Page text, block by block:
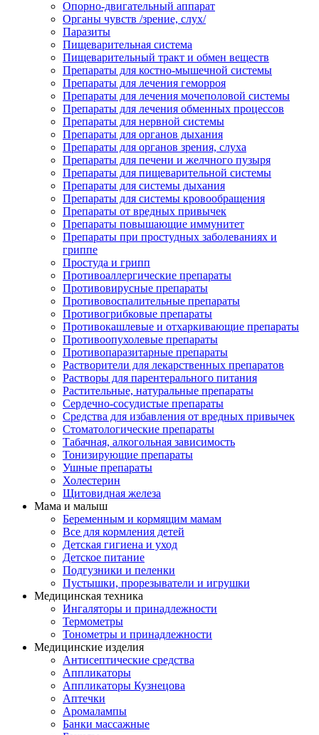
Опорно-двигательный аппарат
Органы чувств /зрение, слух/
Паразиты
Пищеварительная система
Пищеварительный тракт и обмен веществ
Препараты для костно-мышечной системы
Препараты для лечения геморроя
Препараты для лечения мочеполовой системы
Препараты для лечения обменных процессов
Препараты для нервной системы
Препараты для органов дыхания
Препараты для органов зрения, слуха
Препараты для печени и желчного пузыря
Препараты для пищеварительной системы
Препараты для системы дыхания
Препараты для системы кровообращения
Препараты от вредных привычек
Препараты повышающие иммунитет
Препараты при простудных заболеваниях и
гриппе
Простуда и грипп
Противоаллергические препараты
Противовирусные препараты
Противовоспалительные препараты
Противогрибковые препараты
Противокашлевые и отхаркивающие препараты
Противоопухолевые препараты
Противопаразитарные препараты
Растворители для лекарственных препаратов
Растворы для парентерального питания
Растительные, натуральные препараты
Сердечно-сосудистые препараты
Средства для избавления от вредных привычек
Стоматологические препараты
Табачная, алкогольная зависимость
Тонизирующие препараты
Ушные препараты
Холестерин
Щитовидная железа
Мама и малыш
Беременным и кормящим мамам
Все для кормления детей
Детская гигиена и уход
Детское питание
Подгузники и пеленки
Пустышки, прорезыватели и игрушки
Медицинская техника
Ингаляторы и принадлежности
Термометры
Тонометры и принадлежности
Медицинские изделия
Антисептические средства
Аппликаторы
Аппликаторы Кузнецова
Аптечки
Аромалампы
Банки массажные